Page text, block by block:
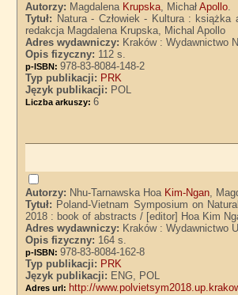
Autorzy: Magdalena Krupska, MichałApollo.
Tytuł: Natura - Człowiek - Kultura :
redakcja Magdalena Krupska, Michal Apollo
Adres wydawniczy: Kraków : Wydawnictwo
Opis fizyczny: 112 s.
p-ISBN:978-83-8084-148-2
Typ publikacji: PRK
Język publikacji: POL
Liczba arkuszy:6
Autorzy: Nhu-Tarnawska Hoa Kim-Ngan,
Tytuł: Poland-Vietnam Symposium on
2018 : book of abstracts / [editor] Hoa Kim
Adres wydawniczy: Kraków : Wydawnictwo
Opis fizyczny: 164 s.
p-ISBN:978-83-8084-162-8
Typ publikacji: PRK
Język publikacji: ENG, POL
Adres url: http://